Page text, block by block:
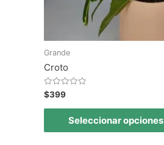
Grande
Croto
Valorado
en
0
$399
Seleccionar opciones